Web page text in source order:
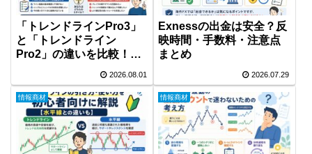
「トレンドラインPro3」
と「トレンドライン
Pro2」の違いを比較！乗
2026.08.01
Exnessの出金は安全？反
映時間・手数料・注意点
まとめ
2026.07.29
情報商材 情報商材